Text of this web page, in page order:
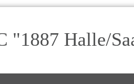
"1887 Halle/